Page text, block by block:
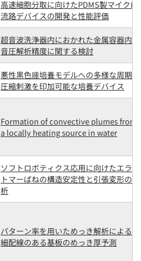
高速細胞分取に向けたPDMS製マイクロ
流路デバイスの開発と性能評価
超音波洗浄器内におかれた金属容器内の
音圧解析精度に関する検討
悪性黒色腫培養モデルへの多様な周期的
圧縮刺激を印加可能な培養デバイス
Formation of convective plumes from
a locally heating source in water
ソフトロボティクス応用に向けたエラス
トマーばねの構造安定性と引張変形の解
析
パターン率を用いためっき解析による微
細配線のある基板のめっき厚予測